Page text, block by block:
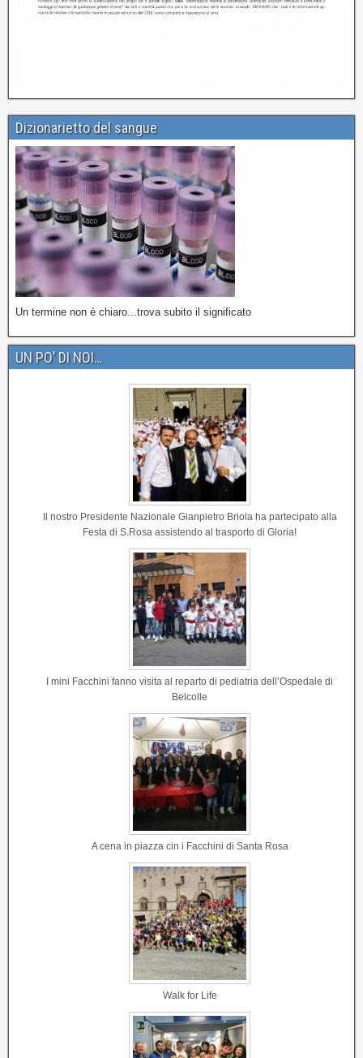
Dizionarietto del sangue
Un termine non è chiaro...trova subito il significato
UN PO’ DI NOI…
Il nostro Presidente Nazionale Gianpietro Briola ha partecipato alla
Festa di S.Rosa assistendo al trasporto di Gloria!
I mini Facchini fanno visita al reparto di pediatria dell’Ospedale di
Belcolle
A cena in piazza cin i Facchini di Santa Rosa
Walk for Life